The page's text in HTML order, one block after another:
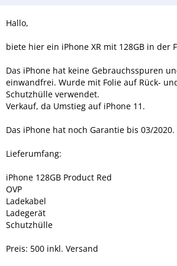
Hallo,
biete hier ein iPhone XR mit 128GB in der
Das iPhone hat keine Gebrauchsspuren
einwandfrei. Wurde mit Folie auf Rück-
Schutzhülle verwendet.
Verkauf, da Umstieg auf iPhone 11.
Das iPhone hat noch Garantie bis 03/2020.
Lieferumfang:
iPhone 128GB Product Red
OVP
Ladekabel
Ladegerät
Schutzhülle
Preis: 500 inkl. Versand